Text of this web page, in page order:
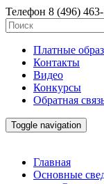
Телефон 8 (496)
Платные
Контакты
Видео
Конкурсы
Обратная
Toggle navigation
Главная
Основные